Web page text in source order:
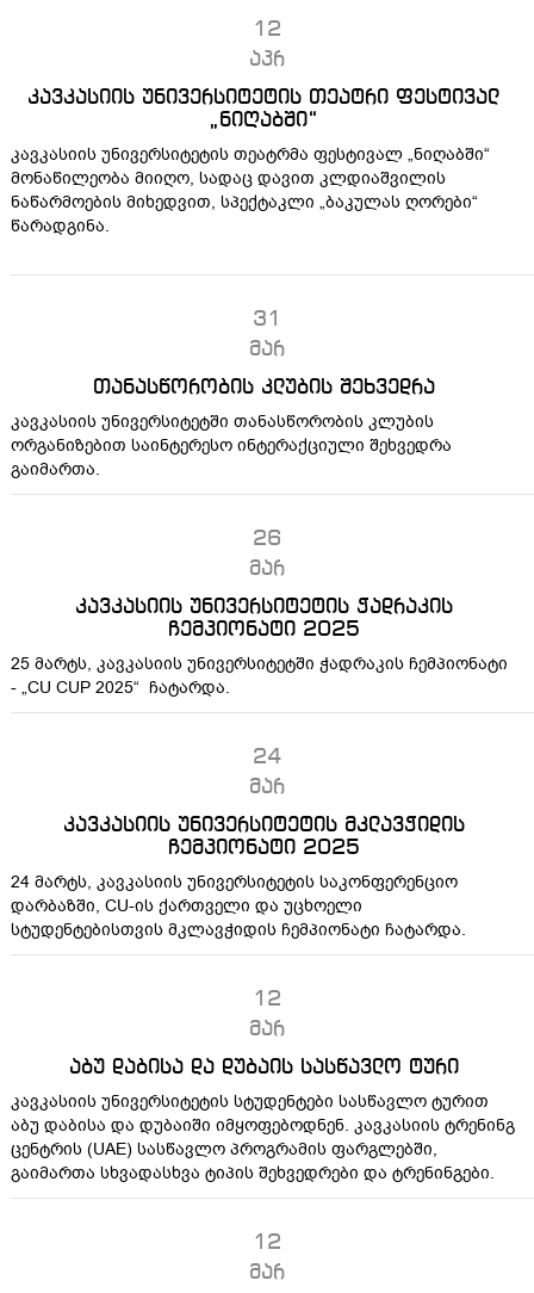
12
აპრ
კავკასიის უნივერსიტეტის თეატრი ფესტივალ
„ნიღაბში“
კავკასიის უნივერსიტეტის თეატრმა ფესტივალ „ნიღაბში“
მონაწილეობა მიიღო, სადაც დავით კლდიაშვილის
ნაწარმოების მიხედვით, სპექტაკლი „ბაკულას ღორები“
წარადგინა.
31
მარ
თანასწორობის კლუბის შეხვედრა
კავკასიის უნივერსიტეტში თანასწორობის კლუბის
ორგანიზებით საინტერესო ინტერაქციული შეხვედრა
გაიმართა.
26
მარ
კავკასიის უნივერსიტეტის ჭადრაკის
ჩემპიონატი 2025
25 მარტს, კავკასიის უნივერსიტეტში ჭადრაკის ჩემპიონატი
- „CU CUP 2025“ ჩატარდა.
24
მარ
კავკასიის უნივერსიტეტის მკლავჭიდის
ჩემპიონატი 2025
24 მარტს, კავკასიის უნივერსიტეტის საკონფერენციო
დარბაზში, CU-ის ქართველი და უცხოელი
სტუდენტებისთვის მკლავჭიდის ჩემპიონატი ჩატარდა.
12
მარ
აბუ დაბისა და დუბაის სასწავლო ტური
კავკასიის უნივერსიტეტის სტუდენტები სასწავლო ტურით
აბუ დაბისა და დუბაიში იმყოფებოდნენ. კავკასიის ტრენინგ
ცენტრის (UAE) სასწავლო პროგრამის ფარგლებში,
გაიმართა სხვადასხვა ტიპის შეხვედრები და ტრენინგები.
12
მარ